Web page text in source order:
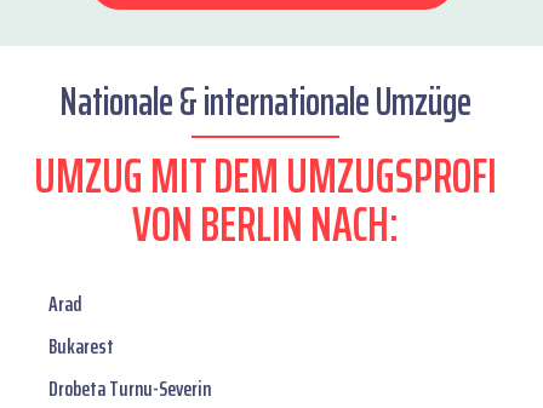
Nationale & internationale Umzüge
UMZUG MIT DEM UMZUGSPROFI
VON BERLIN NACH:
Arad
Bukarest
Drobeta Turnu-Severin